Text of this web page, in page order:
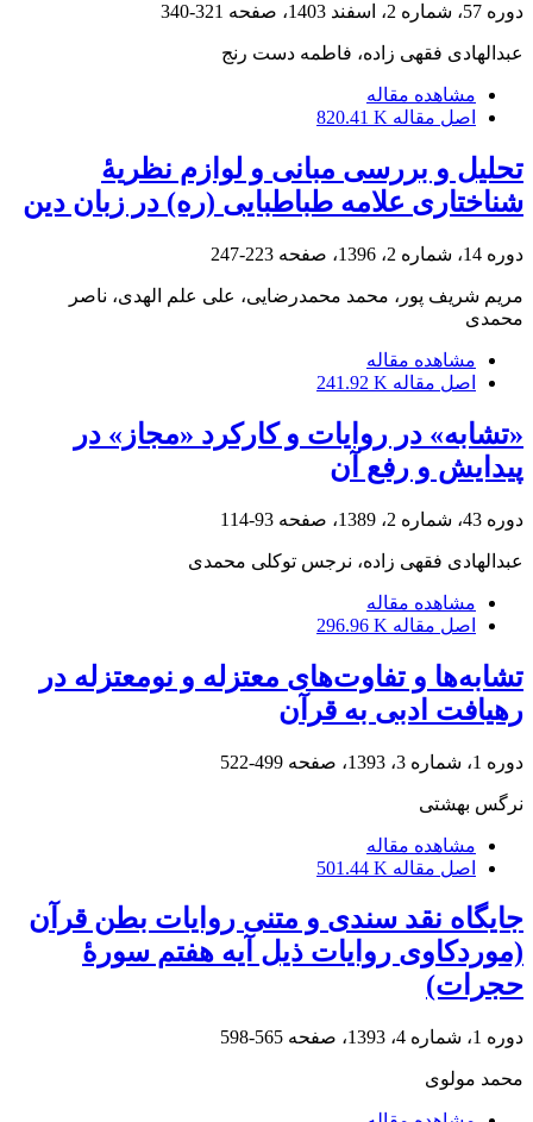
دوره 57، شماره 2، اسفند 1403، صفحه 321-340
عبدالهادی فقهی زاده، فاطمه دست رنج
مشاهده مقاله
اصل مقاله 820.41 K
تحلیل و بررسی مبانی و لوازم نظریۀ
شناختاری علامه طباطبایی (ره) در زبان دین
دوره 14، شماره 2، 1396، صفحه 223-247
مریم شریف پور، محمد محمدرضایی، علی علم الهدی، ناصر
محمدی
مشاهده مقاله
اصل مقاله 241.92 K
«تشابه» در روایات و کارکرد «مجاز» در
پیدایش و رفع آن
دوره 43، شماره 2، 1389، صفحه 93-114
عبدالهادی فقهی زاده، نرجس توکلی محمدی
مشاهده مقاله
اصل مقاله 296.96 K
تشابه‌ها و تفاوت‌های معتزله و نومعتزله در
رهیافت ادبی به قرآن
دوره 1، شماره 3، 1393، صفحه 499-522
نرگس بهشتی
مشاهده مقاله
اصل مقاله 501.44 K
جایگاه نقد سندی و متنی روایات بطن قرآن
(موردکاوی روایات ذیل آیه هفتم سورۀ
حجرات)
دوره 1، شماره 4، 1393، صفحه 565-598
محمد مولوی